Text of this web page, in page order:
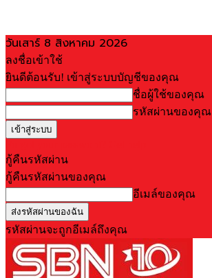
วันเสาร์ 8 สิงหาคม 2026
ลงชื่อเข้าใช้
ยินดีต้อนรับ! เข้าสู่ระบบบัญชีของคุณ
ชื่อผู้ใช้ของคุณ
รหัสผ่านของคุณ
กู้คืนรหัสผ่าน
กู้คืนรหัสผ่านของคุณ
อีเมล์ของคุณ
รหัสผ่านจะถูกอีเมล์ถึงคุณ